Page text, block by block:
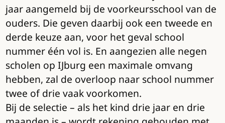
jaar aangemeld bij de voorkeursschool van de
ouders. Die geven daarbij ook een tweede en
derde keuze aan, voor het geval school
nummer één vol is. En aangezien alle negen
scholen op IJburg een maximale omvang
hebben, zal de overloop naar school nummer
twee of drie vaak voorkomen.
Bij de selectie – als het kind drie jaar en drie